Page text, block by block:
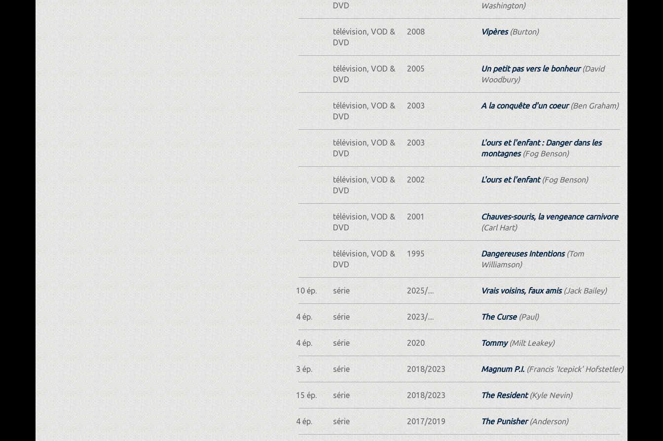
DVD
Washington)
télévision, VOD &
DVD
2008 Vipères(Burton)
télévision, VOD &
DVD
2005 Un petit pas vers le bonheur(David
Woodbury)
télévision, VOD &
DVD
2003 A la conquête d'un coeur(Ben Graham)
télévision, VOD &
DVD
2003
L'ours et l'enfant : Danger dans les
montagnes(Fog Benson)
télévision, VOD &
DVD
2002 L'ours et l'enfant(Fog Benson)
télévision, VOD &
DVD
2001
Chauves-souris, la vengeance carnivore
(Carl Hart)
télévision, VOD &
DVD
1995 Dangereuses Intentions(Tom
Williamson)
10 ép. série 2025/.... Vrais voisins, faux amis(Jack Bailey)
4 ép. série 2023/.... The Curse(Paul)
4 ép. série 2020 Tommy(Milt Leakey)
3 ép. série 2018/2023 Magnum P.I.(Francis 'Icepick' Hofstetler)
15 ép. série 2018/2023 The Resident(Kyle Nevin)
4 ép. série 2017/2019 The Punisher(Anderson)